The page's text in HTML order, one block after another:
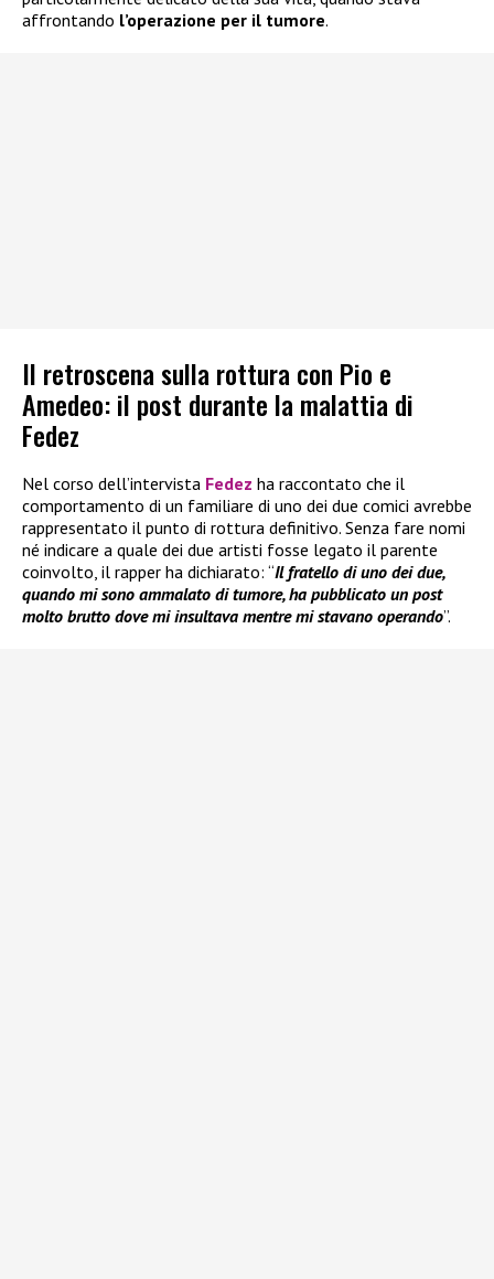
affrontando l’operazione per il tumore.
Il retroscena sulla rottura con Pio e
Amedeo: il post durante la malattia di
Fedez
Nel corso dell’intervista Fedez ha raccontato che il
comportamento di un familiare di uno dei due comici avrebbe
rappresentato il punto di rottura definitivo. Senza fare nomi
né indicare a quale dei due artisti fosse legato il parente
coinvolto, il rapper ha dichiarato: “Il fratello di uno dei due,
quando mi sono ammalato di tumore, ha pubblicato un post
molto brutto dove mi insultava mentre mi stavano operando”.